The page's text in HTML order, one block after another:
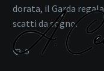
dorata, il Garda regala
scatti da sogno.
0